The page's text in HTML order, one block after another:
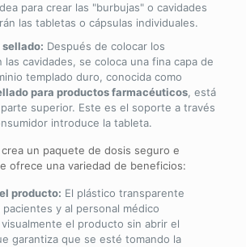
para crear las "burbujas" o cavidades
las tabletas o cápsulas individuales.
sellado: Después de colocar los
las cavidades, se coloca una fina capa de
templado duro, conocida como
para productos farmacéuticos, está
superior. Este es el soporte a través
introduce la tableta.
un paquete de dosis seguro e
ofrece una variedad de beneficios:
producto: El plástico transparente
y al personal médico
el producto sin abrir el
garantiza que se esté tomando la